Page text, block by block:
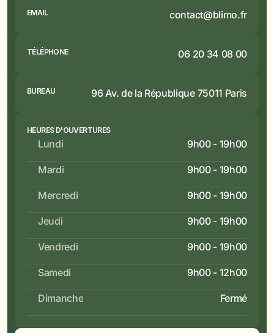
EMAIL contact@blimo.fr
TÉLÉPHONE 06 20 34 08 00
BUREAU 96 Av. de la République 75011 Paris
HEURES D'OUVERTURES
Lundi 9h00 - 19h00
Mardi 9h00 - 19h00
Mercredi 9h00 - 19h00
Jeudi 9h00 - 19h00
Vendredi 9h00 - 19h00
Samedi 9h00 - 12h00
Dimanche Fermé